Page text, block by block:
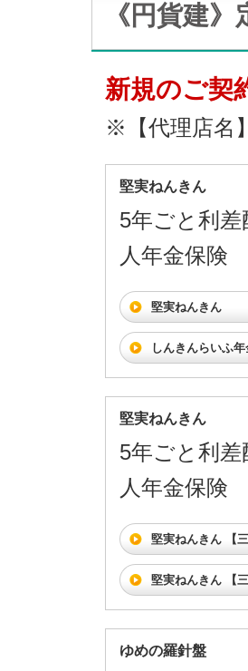
《円貨建
新規のご契
※【代理店名
堅実ねんきん
5年ごと利
人年金保険
堅実ねんきん
しんきんらいふ
堅実ねんきん
5年ごと利
人年金保険
堅実ねんきん 【
堅実ねんきん 【
ゆめの羅針盤